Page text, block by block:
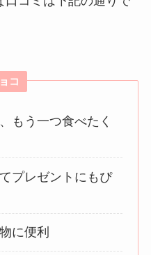
コ
もう一つ食べたく
プレゼントにもぴ
に便利